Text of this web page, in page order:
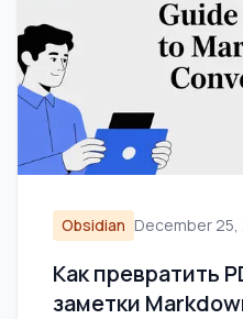
Obsidian December 25,
Как превратить
заметки